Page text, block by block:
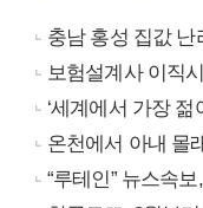
충남 홍성 집값 난
보험설계사 이직
‘세계에서 가장
온천에서 아내 몰
“루테인” 뉴스속